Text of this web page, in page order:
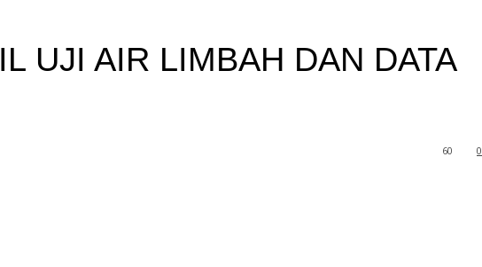
UJI AIR LIMBAH DAN DATA
0
60